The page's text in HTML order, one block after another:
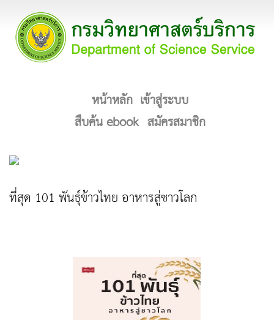
หน้าหลัก เข้าสู่ระบบ
สืบค้น ebook สมัครสมาชิก
ที่สุด 101 พันธุ์ข้าวไทย อาหารสู่ชาวโลก